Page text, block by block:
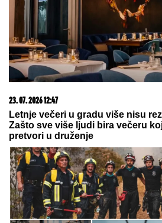
OVO JE
BEOGRADUNaš
kuću od TRI
živi u Srbiji: Ima
fitnes salu
Sita Ahmić ga je
sada je otkriven
zapravo je reč o